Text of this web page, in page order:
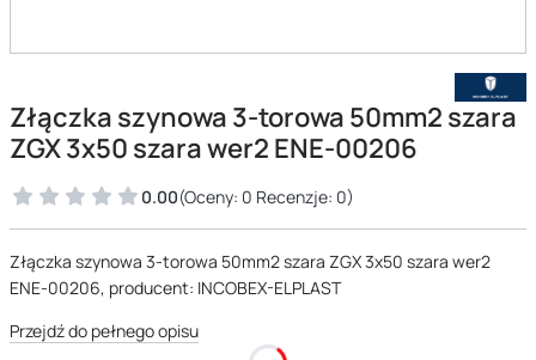
Złączka szynowa 3-torowa 50mm2 szara
ZGX 3x50 szara wer2 ENE-00206
0.00(Oceny: 0 Recenzje: 0)
Złączka szynowa 3-torowa 50mm2 szara ZGX 3x50 szara wer2
ENE-00206, producent: INCOBEX-ELPLAST
Przejdź do pełnego opisu